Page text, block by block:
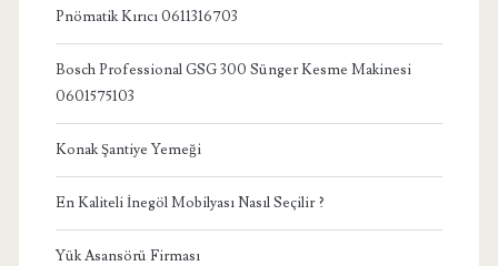
Pnömatik Kırıcı 0611316703
Bosch Professional GSG 300 Sünger Kesme Makinesi
0601575103
Konak Şantiye Yemeği
En Kaliteli İnegöl Mobilyası Nasıl Seçilir ?
Yük Asansörü Firması